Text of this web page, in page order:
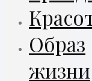
Образ
жизни